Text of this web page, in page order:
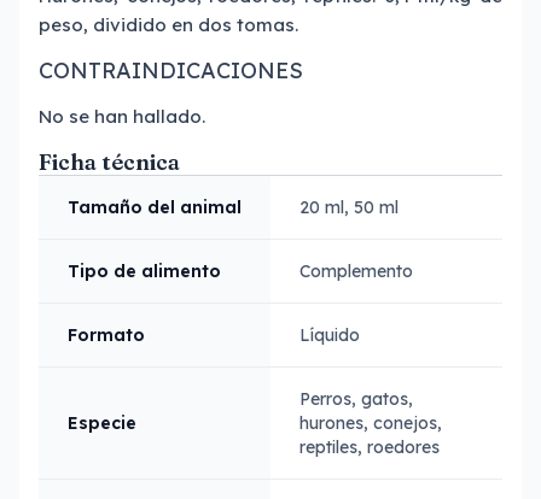
peso, dividido en dos tomas.
CONTRAINDICACIONES
No se han hallado.
Ficha técnica
Tamaño del animal 20 ml, 50 ml
Tipo de alimento Complemento
Formato Líquido
Especie
Perros, gatos,
hurones, conejos,
reptiles, roedores